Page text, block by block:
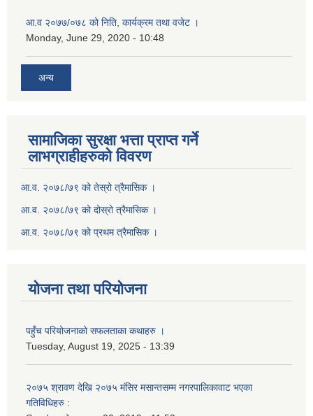
आ.व २०७७/०७८ को निति, कार्यक्रम तथा वजेट ।
Monday, June 29, 2020 - 10:48
अन्य
सामाजिका सुरक्षा भत्ता प्राप्त गर्ने
लाभग्राहीहरुको विवरण
आ.व. २०७८/७९ को तेस्रो त्रैमासिक ।
आ.व. २०७८/७९ को दोस्रो त्रैमासिक ।
आ.व. २०७८/७९ को प्रथम त्रैमासिक ।
योजना तथा परियोजना
पहुँच परियोजनाको सफलताका कथाहरु ।
Tuesday, August 19, 2025 - 13:39
२०७५ श्रावण देखि २०७५ मंसिर मसान्तसम्म नगरपालिकावाट भएका
गतिविधिहरु :